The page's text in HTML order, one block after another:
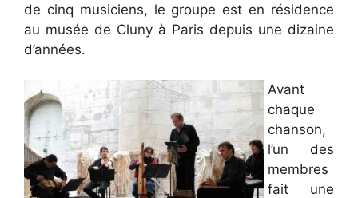
de cinq musiciens, le groupe est en résidence
au musée de Cluny à Paris depuis une dizaine
d’années.
Avant
chaque
chanson,
l’un des
membres
fait une